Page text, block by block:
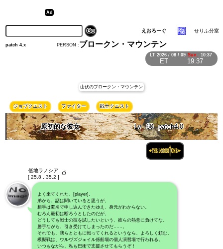
LT 2026 / 08 / 09 Sun. 10:37
ET 19:37
えおろーぐ せりふ分室
PERSON : ブロークン・マウンテン
patch 4.x
山伏のブロークン・マウンテン
ジョブクエスト ファイター 戦士クエスト
原初的な彼女 Lv 60 patch4.0
低地ラノシア
[ 25.8 , 35.2 ]
よく来てくれた、[player]。
弟から、話は聞いていると思うが、
相手は匿名で申し込んできたゆえ、身元がわからない。
むろん最初は断ろうとしたのだが、
どうしても戦士の技を試したいという、彼らの熱意に負けてな。
勝手ながら、引き受けてしまったのだ……。
それでも、我らとともに戦ってくれるというなら、よろしく頼む。
模擬戦は、ウルヴズジェイル係船場の個人演習場で行われる。
いつもながら、私も巴術で支援させてもらうぞ！